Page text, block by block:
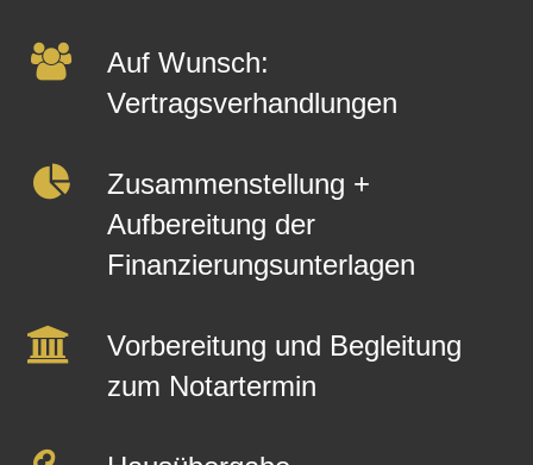
Auf Wunsch:
Vertragsverhandlungen
Zusammenstellung +
Aufbereitung der
Finanzierungsunterlagen
Vorbereitung und Begleitung
zum Notartermin